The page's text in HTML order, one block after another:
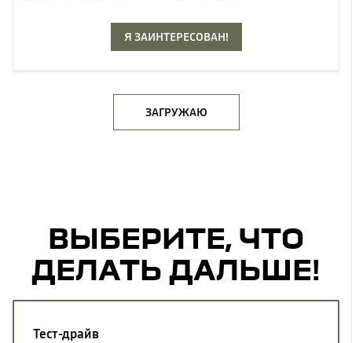
Я ЗАИНТЕРЕСОВАН!
ЗАГРУЖАЮ
ВЫБЕРИТЕ, ЧТО
ДЕЛАТЬ ДАЛЬШЕ!
Тест-драйв